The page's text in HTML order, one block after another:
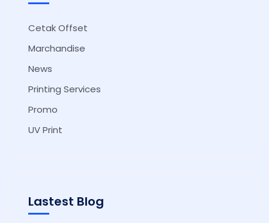
Cetak Offset
Marchandise
News
Printing Services
Promo
UV Print
Lastest Blog